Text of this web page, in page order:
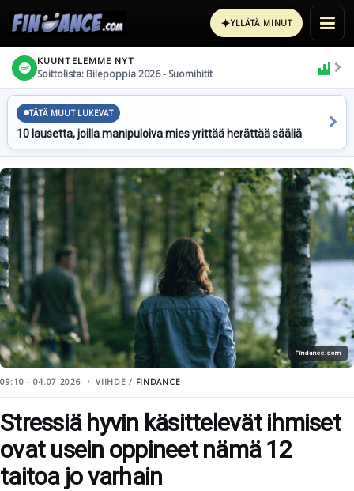
✦YLLÄTÄ MINUT
KUUNTELEMME NYT
Soittolista: Bilepoppia 2026 - Suomihitit
TÄTÄ MUUT LUKEVAT
10 lausetta, joilla manipuloiva mies yrittää herättää sääliä
Findance.com
09:10 - 04.07.2026 VIIHDE / FINDANCE
Stressiä hyvin käsittelevät ihmiset
ovat usein oppineet nämä 12
taitoa jo varhain